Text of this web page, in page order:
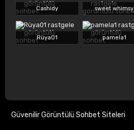
Cashidy sweet whimsy
Rüya01 pamela1
Güvenilir Görüntülü Sohbet Siteleri